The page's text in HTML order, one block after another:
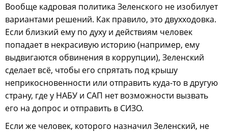
Вообще кадровая политика Зеленского не изобилует
вариантами решений. Как правило, это двухходовка.
Если близкий ему по духу и действиям человек
попадает в некрасивую историю (например, ему
выдвигаются обвинения в коррупции), Зеленский
сделает всё, чтобы его спрятать под крышу
неприкосновенности или отправить куда-то в другую
страну, где у НАБУ и САП нет возможности вызвать
его на допрос и отправить в СИЗО.
Если же человек, которого назначил Зеленский, не